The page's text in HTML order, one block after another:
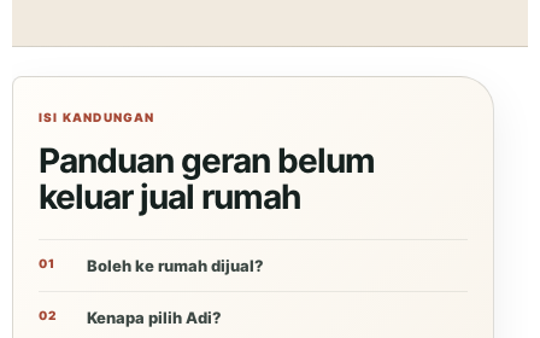
ISI KANDUNGAN
Panduan geran belum
keluar jual rumah
Boleh ke rumah dijual?
Kenapa pilih Adi?